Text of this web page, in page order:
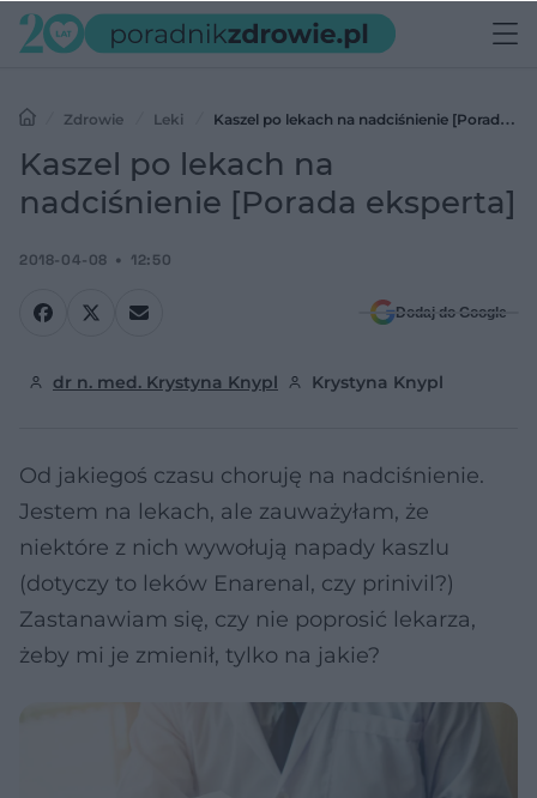
Zdrowie Leki
Kaszel po lekach na nadciśnienie [Porada
eksperta]
Kaszel po lekach na
nadciśnienie [Porada eksperta]
2018-04-08 12:50
Dodaj do Google
dr n. med. Krystyna Knypl Krystyna Knypl
Od jakiegoś czasu choruję na nadciśnienie.
Jestem na lekach, ale zauważyłam, że
niektóre z nich wywołują napady kaszlu
(dotyczy to leków Enarenal, czy prinivil?)
Zastanawiam się, czy nie poprosić lekarza,
żeby mi je zmienił, tylko na jakie?